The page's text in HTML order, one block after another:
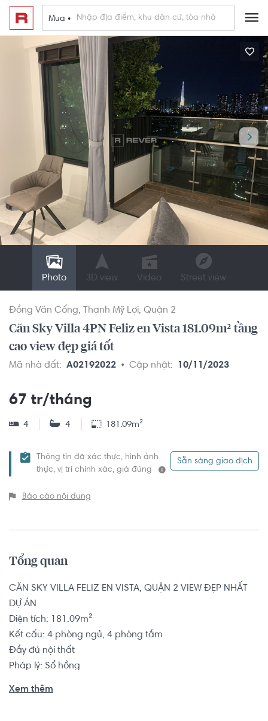
Mua •
Photo 3D view Video Street view
Đồng Văn Cống Thạnh Mỹ Lợi Quận 2
Căn Sky Villa 4PN Feliz en Vista 181.09m² tầng
cao view đẹp giá tốt
Mã nhà đất: A02192022 Cập nhật: 10/11/2023
67 tr/tháng
4 4 181.09m²
Thông tin đã xác thực, hình ảnh
thực, vị trí chính xác, giá đúng
Sẵn sàng giao dịch
Báo cáo nội dung
Tổng quan
CĂN SKY VILLA FELIZ EN VISTA, QUẬN 2 VIEW ĐẸP NHẤT
DỰ ÁN
Diện tích: 181.09m²
Kết cấu: 4 phòng ngủ, 4 phòng tắm
Đầy đủ nội thất
Pháp lý: Sổ hồng
Xem thêm